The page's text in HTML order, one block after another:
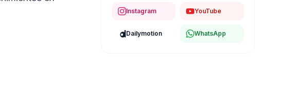
Instagram YouTube
Dailymotion WhatsApp